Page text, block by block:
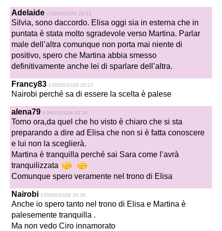
Adelaide il 05/05/2026 20:12
Silvia, sono daccordo. Elisa oggi sia in esterna che in
puntata è stata molto sgradevole verso Martina. Parlar
male dell’altra comunque non porta mai niente di
positivo, spero che Martina abbia smesso
definitivamente anche lei di sparlare dell’altra.
Francy83 il 05/05/2026 20:27
Nairobi perché sa di essere la scelta è palese
alena79 il 05/05/2026 20:30
Torno ora,da quel che ho visto è chiaro che si sta
preparando a dire ad Elisa che non si è fatta conoscere
e lui non la sceglierà.
Martina è tranquilla perché sai Sara come l’avrà
tranquilizzata
Comunque spero veramente nel trono di Elisa
Nairobi il 05/05/2026 20:35
Anche io spero tanto nel trono di Elisa e Martina è
palesemente tranquilla .
Ma non vedo Ciro innamorato